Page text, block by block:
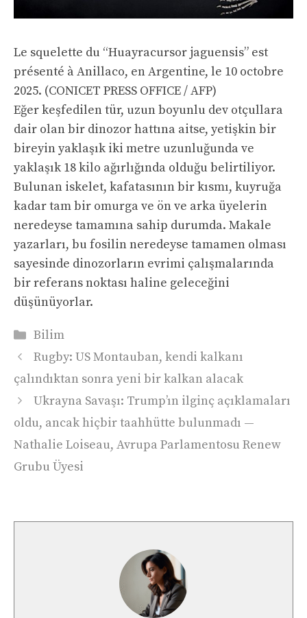
Le squelette du “Huayracursor jaguensis” est
présenté à Anillaco, en Argentine, le 10 octobre
2025. (CONICET PRESS OFFICE / AFP)
Eğer keşfedilen tür, uzun boyunlu dev otçullara
dair olan bir dinozor hattına aitse, yetişkin bir
bireyin yaklaşık iki metre uzunluğunda ve
yaklaşık 18 kilo ağırlığında olduğu belirtiliyor.
Bulunan iskelet, kafatasının bir kısmı, kuyruğa
kadar tam bir omurga ve ön ve arka üyelerin
neredeyse tamamına sahip durumda. Makale
yazarları, bu fosilin neredeyse tamamen olması
sayesinde dinozorların evrimi çalışmalarında
bir referans noktası haline geleceğini
düşünüyorlar.
Kategoriler
Bilim
Rugby: US Montauban, kendi kalkanı
çalındıktan sonra yeni bir kalkan alacak
Ukrayna Savaşı: Trump’ın ilginç açıklamaları
oldu, ancak hiçbir taahhütte bulunmadı —
Nathalie Loiseau, Avrupa Parlamentosu Renew
Grubu Üyesi